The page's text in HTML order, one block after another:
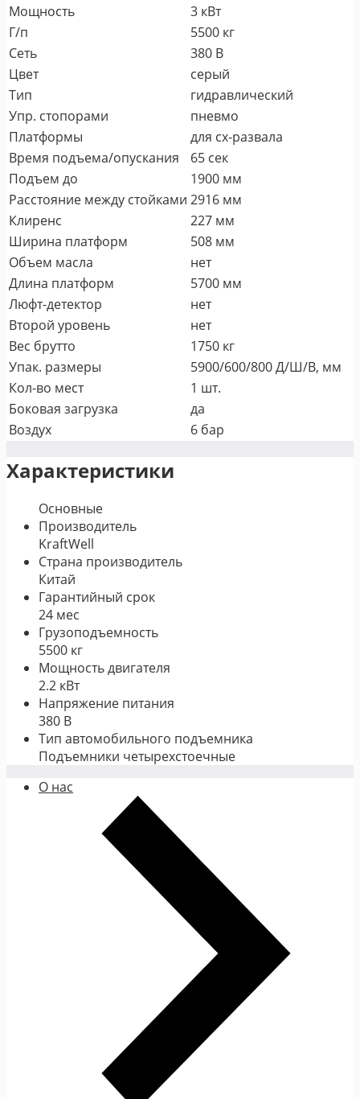
Мощность
3 кВт
Г/п
5500 кг
Сеть
380 В
Цвет
серый
Тип
гидравлический
Упр. стопорами
пневмо
Платформы
для сх-развала
Время подъема/опускания
65 сек
Подъем до
1900 мм
Расстояние между стойками 2916 мм
Клиренс
227 мм
Ширина платформ
508 мм
Объем масла
нет
Длина платформ
5700 мм
Люфт-детектор
нет
Второй уровень
нет
Вес брутто
1750 кг
Упак. размеры
5900/600/800 Д/Ш/В, мм
Кол-во мест
1 шт.
Боковая загрузка
да
Воздух
6 бар
Характеристики
Основные
Производитель
KraftWell
Страна производитель
Китай
Гарантийный срок
24 мес
Грузоподъемность
5500 кг
Мощность двигателя
2.2 кВт
Напряжение питания
380 В
Тип автомобильного подъемника
Подъемники четырехстоечные
О нас